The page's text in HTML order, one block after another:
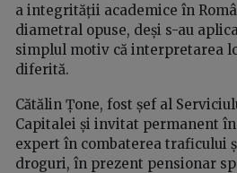
a integrității academice în
diametral opuse, deși s-au
simplul motiv că interpretarea
diferită.
Cătălin Țone, fost șef al
Capitalei și invitat permanent
expert în combaterea traficului
droguri, în prezent pensionar